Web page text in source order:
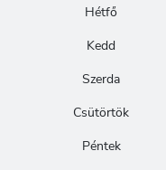
Hétfő
Kedd
Szerda
Csütörtök
Péntek